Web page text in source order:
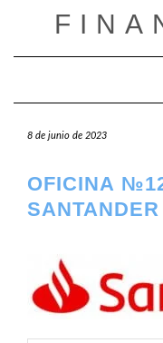
8 de junio de 2023
OFICINA